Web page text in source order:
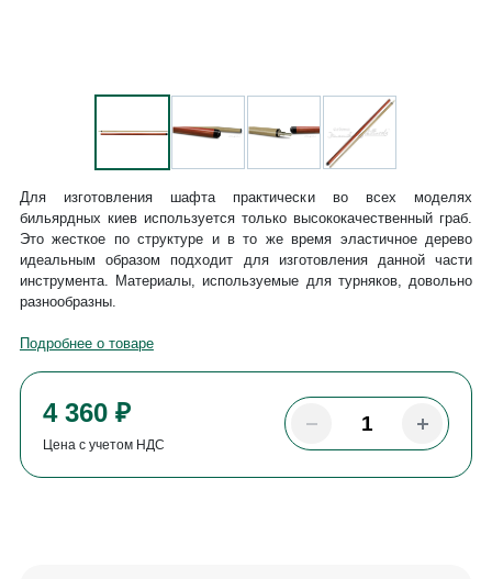
4 360 ₽
Цена с учетом НДС
Для изготовления шафта практически во всех моделях
бильярдных киев используется только высококачественный граб.
Это жесткое по структуре и в то же время эластичное дерево
идеальным образом подходит для изготовления данной части
инструмента. Материалы, используемые для турняков, довольно
разнообразны.
Подробнее о товаре